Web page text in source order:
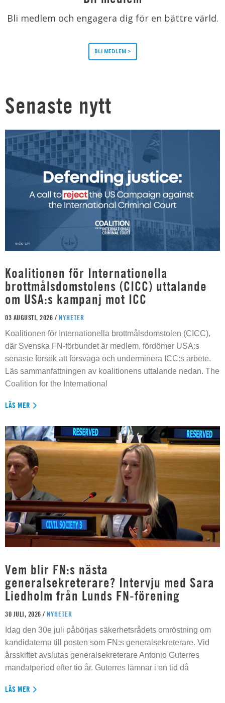
Bli medlem och engagera dig för en bättre värld.
BLI MEDLEM >
Senaste nytt
Koalitionen för Internationella
brottmålsdomstolens (CICC) uttalande
om USA:s kampanj mot ICC
03 AUGUSTI, 2026 / NYHETER
Koalitionen för Internationella brottmålsdomstolen (CICC),
där Svenska FN-förbundet är medlem, fördömer USA:s
senaste försök att försvaga och underminera ICC:s arbete.
Läs sammanfattningen av koalitionens uttalande nedan. The
Coalition for the International
LÄS MER
Vem blir FN:s nästa
generalsekreterare? Intervju med Sara
Liedholm från Lunds FN-förening
30 JULI, 2026 / NYHETER
Idag den 30e juli påbörjas säkerhetsrådets omröstning om
kandidaterna till posten som FN:s generalsekreterare. Vid
årsskiftet avslutas generalsekreterare Antonio Guterres
mandatperiod efter tio år. Guterres lämnar i en tid då
LÄS MER